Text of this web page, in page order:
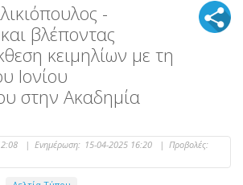
-
βλέποντας
κειμηλίων με τη
Ιονίου
στην Ακαδημία
| Ενημέρωση: 15-04-2025 16:20 | Προβολές: